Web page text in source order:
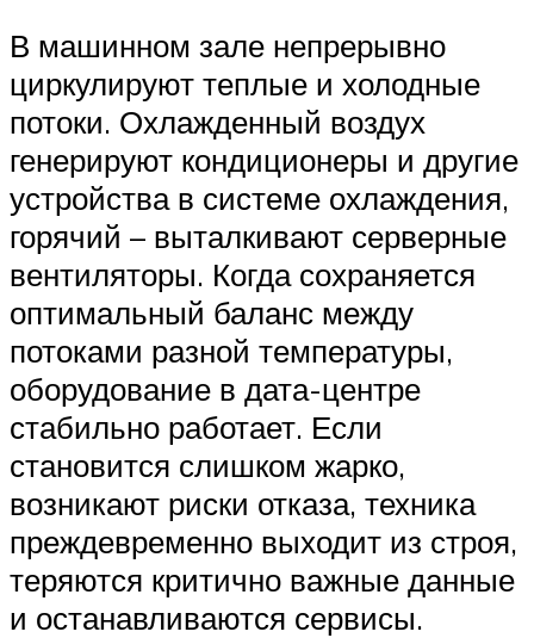
В машинном зале непрерывно
циркулируют теплые и холодные
потоки. Охлажденный воздух
генерируют кондиционеры и другие
устройства в системе охлаждения,
горячий – выталкивают серверные
вентиляторы. Когда сохраняется
оптимальный баланс между
потоками разной температуры,
оборудование в дата-центре
стабильно работает. Если
становится слишком жарко,
возникают риски отказа, техника
преждевременно выходит из строя,
теряются критично важные данные
и останавливаются сервисы.